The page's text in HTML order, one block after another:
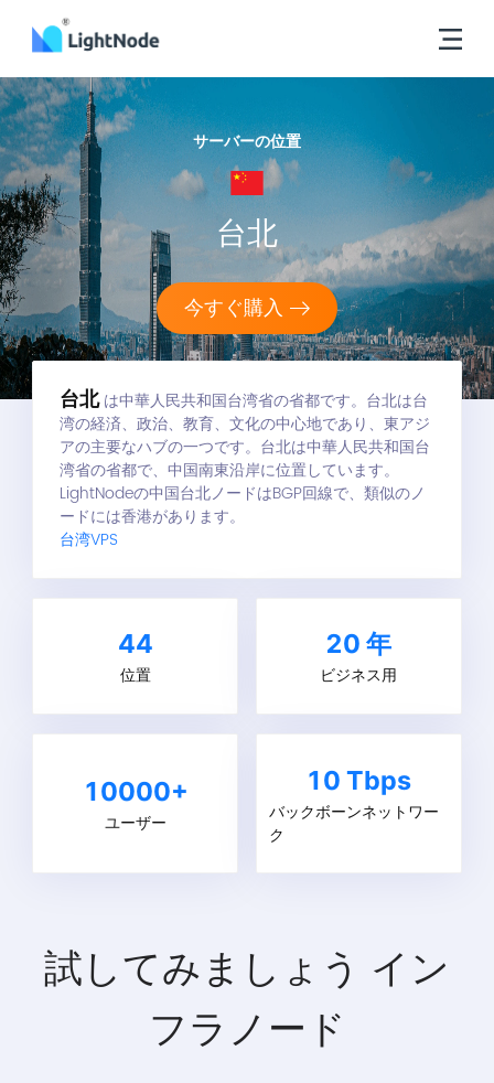
サーバーの位置
台北
今すぐ購入
台北 は中華人民共和国台湾省の省都です。台北は台
湾の経済、政治、教育、文化の中心地であり、東アジ
アの主要なハブの一つです。台北は中華人民共和国台
湾省の省都で、中国南東沿岸に位置しています。
LightNodeの中国台北ノードはBGP回線で、類似のノ
ードには香港があります。
台湾VPS
44
位置
20年
ビジネス用
10000+
ユーザー
10 Tbps
バックボーンネットワー
ク
試してみましょう イン
フラノード